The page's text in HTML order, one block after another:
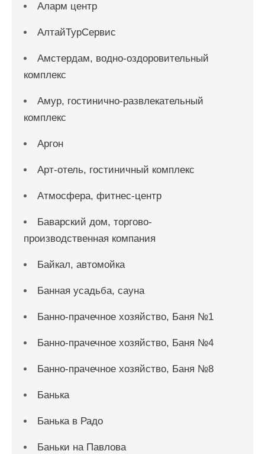
Аларм центр
АлтайТурСервис
Амстердам, водно-оздоровительный
комплекс
Амур, гостинично-развлекательный
комплекс
Аргон
Арт-отель, гостиничный комплекс
Атмосфера, фитнес-центр
Баварский дом, торгово-
производственная компания
Байкал, автомойка
Банная усадьба, сауна
Банно-прачечное хозяйство, Баня №1
Банно-прачечное хозяйство, Баня №4
Банно-прачечное хозяйство, Баня №8
Банька
Банька в Радо
Баньки на Павлова